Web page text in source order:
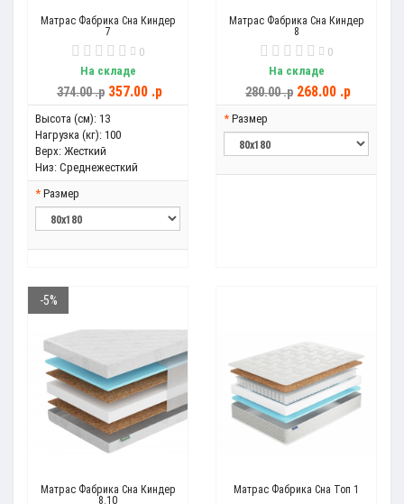
Матрас Фабрика Сна Киндер
7
0
На складе
374.00 .p 357.00 .p
Высота (см): 13
Нагрузка (кг): 100
Верх: Жесткий
Низ: Среднежесткий
Размер
Матрас Фабрика Сна Киндер
8
0
На складе
280.00 .p 268.00 .p
Размер
-5%
Матрас Фабрика Сна Киндер
8.10
Матрас Фабрика Сна Топ 1